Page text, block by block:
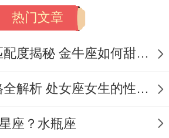
还需考虑伸手拿同一本《小
乎意料是你微博关注了三年
热门文章
金牛座情侣的匹配度揭秘 金牛座如何甜蜜恋爱
处女座女生性格全解析 处女座女生的性格是什么样的
座？水瓶座